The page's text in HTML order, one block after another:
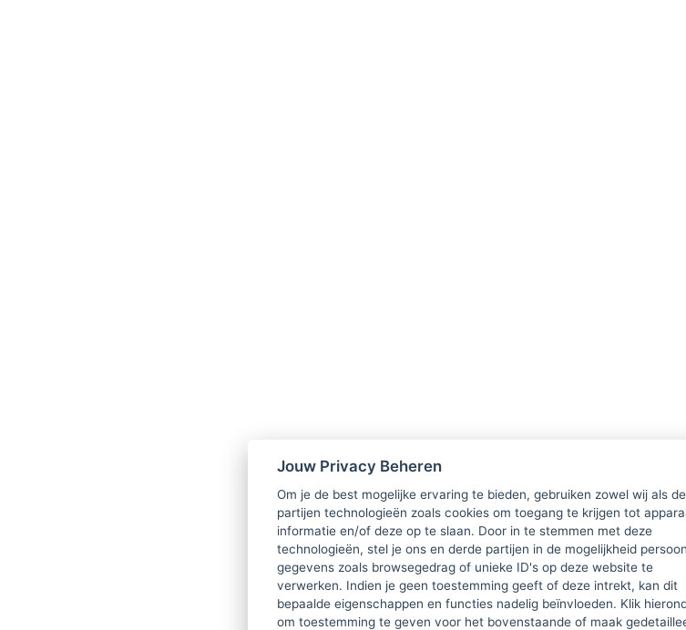
Jouw Privacy Beheren
Om je de best mogelijke ervaring te bieden, gebruiken zowel wij als
partijen technologieën zoals cookies om toegang te krijgen tot
informatie en/of deze op te slaan. Door in te stemmen met deze
technologieën, stel je ons en derde partijen in de mogelijkheid
gegevens zoals browsegedrag of unieke ID's op deze website te
verwerken. Indien je geen toestemming geeft of deze intrekt, kan dit
bepaalde eigenschappen en functies nadelig beïnvloeden. Klik
om toestemming te geven voor het bovenstaande of maak